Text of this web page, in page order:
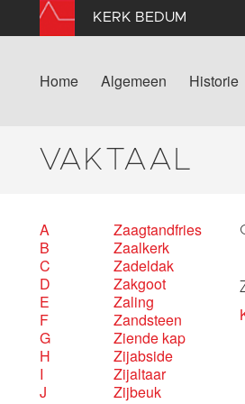
KERK BEDUM
Home Algemeen Historie
VAKTAAL
A
B
C
D
E
F
G
H
I
J
Zaagtandfries
Zaalkerk
Zadeldak
Zakgoot
Zaling
Zandsteen
Ziende kap
Zijabside
Zijaltaar
Zijbeuk